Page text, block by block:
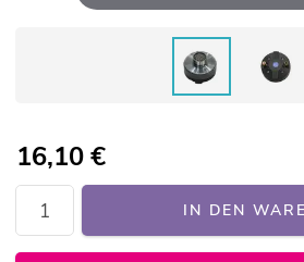
16,10€
IN DEN